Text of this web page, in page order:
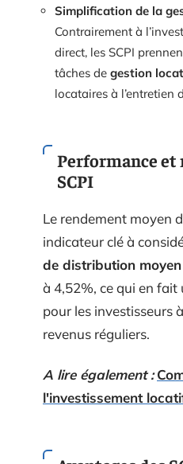
Simplification de la
Contrairement à
direct, les SCPI
tâches de gestion
locataires à l’entretien
Performance
SCPI
Le rendement moyen
indicateur clé à
de distribution moyen
à 4,52%, ce qui en
pour les investisseurs
revenus réguliers.
A lire également :
l'investissement